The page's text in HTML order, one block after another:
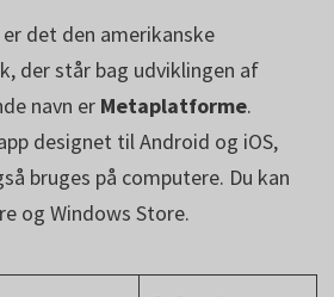
det den amerikanske
der står bag udviklingen af
navn er Metaplatforme.
designet til Android og iOS,
bruges på computere. Du kan
og Windows Store.